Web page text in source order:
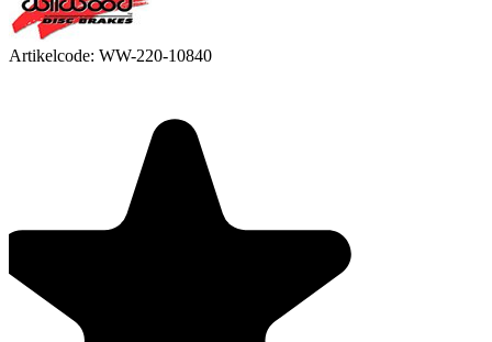
Artikelcode: WW-220-10840